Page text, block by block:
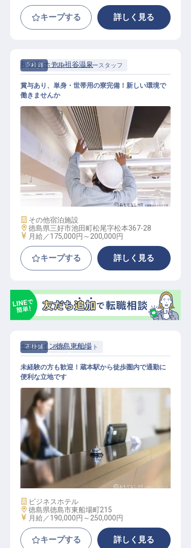
キープする 詳しく見る
正社員 宿泊 レジャースタッフ
ケーブルカー担当
和の宿 ホテル祖谷温泉
賞与あり、単身・世帯用の寮完備！新しい環境で
働きませんか
施設業態
その他宿泊施設
勤務地
徳島県三好市池田町松尾字松本367-28
給与
月給／175,000円～ 200,000円
キープする 詳しく見る
正社員 宿泊 フロント
フロント
セルフイン徳島東船場
未経験の方も歓迎！蔵本駅から徒歩圏内で通勤に
便利な立地です
施設業態
ビジネスホテル
勤務地
徳島県徳島市東船場町215
給与
月給／190,000円～ 250,000円
キープする 詳しく見る